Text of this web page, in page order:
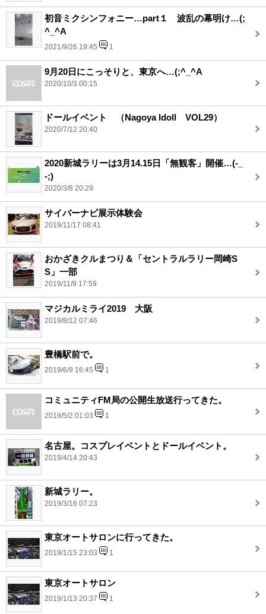
初音ミクシンフォニー…part１ 波乱の幕明け…(;
^_^A
2021/9/26 19:45 1
9月20日にこっそりと、東京へ…(;^_^A
2020/10/3 00:15
ドールイベント （Nagoya Idoll VOL29）
2020/7/12 20:40
2020新城ラリーは3月14.15日「無観客」開催…(-_
-;)
2020/3/8 20:29
サイバーナビ展示体験会
2019/11/17 08:41
おかざきクルまつり＆「セントラルラリー岡崎S
S」一部
2019/11/9 17:59
マジカルミライ2019 大阪
2019/8/12 07:46
豊橋駅前で。
2019/6/9 16:45 1
コミュニティFM局の公開生放送行ってきた。
2019/5/2 01:03 1
名古屋。コスプレイベントとドールイベント。
2019/4/14 20:43
新城ラリー。
2019/3/16 07:23
東京オートサロンに行ってきた。
2019/1/15 23:03 1
東京オートサロン
2019/1/13 20:37 1